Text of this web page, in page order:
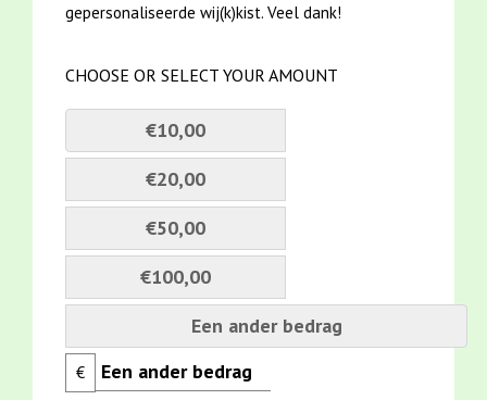
gepersonaliseerde wij(k)kist. Veel dank!
CHOOSE OR SELECT YOUR AMOUNT
€10,00
€20,00
€50,00
€100,00
Een ander bedrag
€